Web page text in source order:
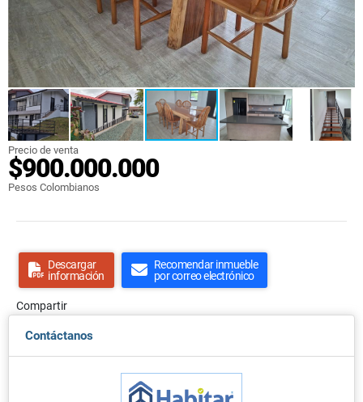
Precio de venta
$900.000.000
Pesos Colombianos
Descargar
información
Recomendar inmueble
por correo electrónico
Compartir
Contáctanos